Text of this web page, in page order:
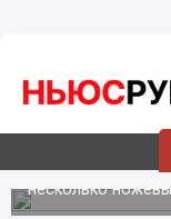
15.04.201614:01
41-летняя
сожителя в
В ходе семейной
несколько